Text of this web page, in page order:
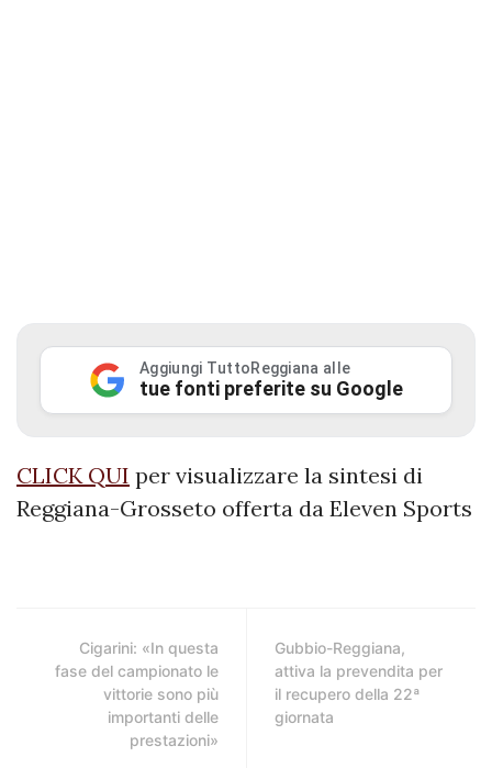
Aggiungi TuttoReggiana alle
tue fonti preferite su Google
CLICK QUI per visualizzare la sintesi di
Reggiana-Grosseto offerta da Eleven Sports
Cigarini: «In questa
fase del campionato le
vittorie sono più
importanti delle
prestazioni»
Gubbio-Reggiana,
attiva la prevendita per
il recupero della 22ª
giornata